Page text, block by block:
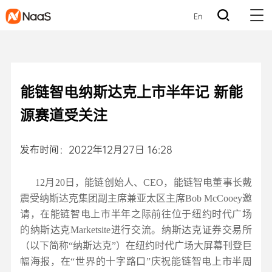
En
能链智电纳斯达克上市半年记 新能
源赛道受关注
发布时间：2022年12月27日 16:28
12月20日，能链创始人、CEO，能链智电董事长戴
震受纳斯达克集团副主席兼亚太区主席Bob McCooey邀
请，在能链智电上市半年之际前往位于纽约时代广场
的纳斯达克Marketsite进行交流。纳斯达克证券交易所
（以下简称“纳斯达克”）在纽约时代广场大屏幕刊登巨
幅海报，在“世界的十字路口”庆祝能链智电上市半周